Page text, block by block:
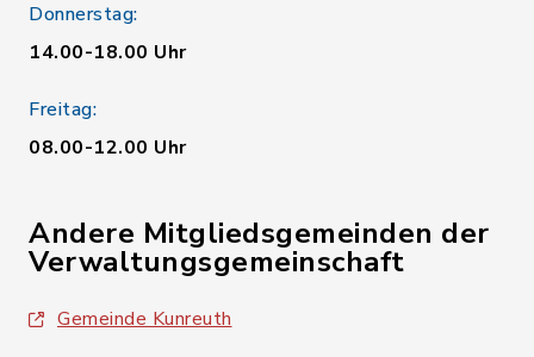
Donnerstag:
14.00-18.00 Uhr
Freitag:
08.00-12.00 Uhr
Andere Mitgliedsgemeinden der
Verwaltungsgemeinschaft
Gemeinde Kunreuth